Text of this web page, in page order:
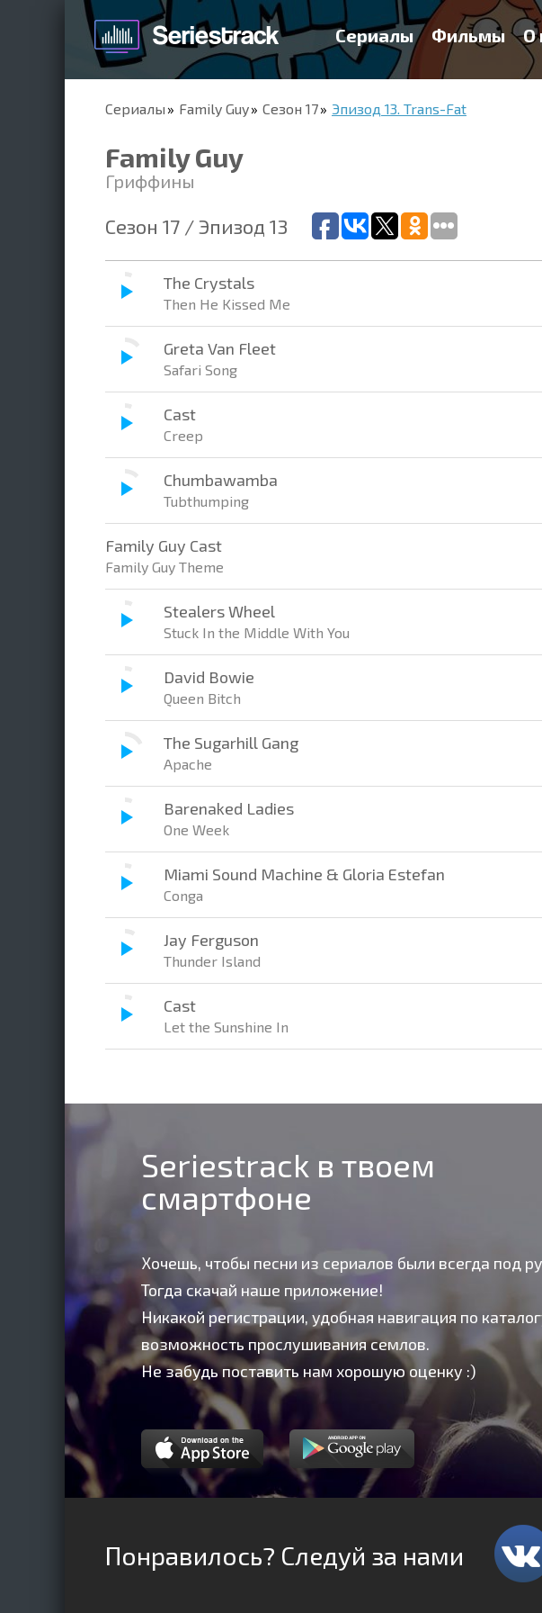
Сериалы Фильмы О
Сериалы Family Guy Сезон 17 Эпизод 13. Trans-Fat
Family Guy
Гриффины
Сезон 17 / Эпизод 13
The Crystals
Then He Kissed Me
Greta Van Fleet
Safari Song
Cast
Creep
Chumbawamba
Tubthumping
Family Guy Cast
Family Guy Theme
Stealers Wheel
Stuck In the Middle With You
David Bowie
Queen Bitch
The Sugarhill Gang
Apache
Barenaked Ladies
One Week
Miami Sound Machine & Gloria Estefan
Conga
Jay Ferguson
Thunder Island
Cast
Let the Sunshine In
Seriestrack в твоем
смартфоне
Хочешь, чтобы песни из сериалов были всегда под
Тогда скачай наше приложение!
Никакой регистрации, удобная навигация по
возможность прослушивания семлов.
Не забудь поставить нам хорошую оценку :)
Понравилось? Следуй за нами